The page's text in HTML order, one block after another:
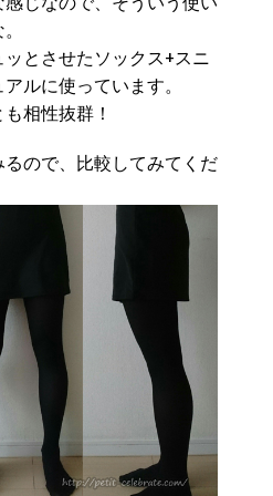
とさせたソックス+スニ
ルに使っています。
相性抜群！
ので、比較してみてくだ